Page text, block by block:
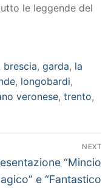
le leggende del
brescia, garda, la
, longobardi,
veronese, trento,
NEXT
“Mincio
e “Fantastico